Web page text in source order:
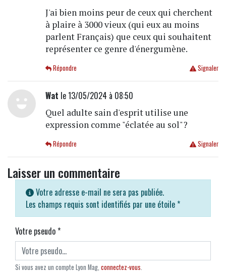
J'ai bien moins peur de ceux qui cherchent
à plaire à 3000 vieux (qui eux au moins
parlent Français) que ceux qui souhaitent
représenter ce genre d'énergumène.
Signaler
Répondre
Wat le 13/05/2024 à 08:50
Quel adulte sain d'esprit utilise une
expression comme "éclatée au sol"?
Signaler
Répondre
Laisser un commentaire
Votre adresse e-mail ne sera pas publiée.
Les champs requis sont identifiés par une étoile *
Votre pseudo*
Si vous avez un compte Lyon Mag, connectez-vous.